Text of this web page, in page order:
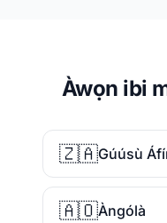
Àwọn ibi
🇿🇦Gúúsù
🇦🇴Àngólà